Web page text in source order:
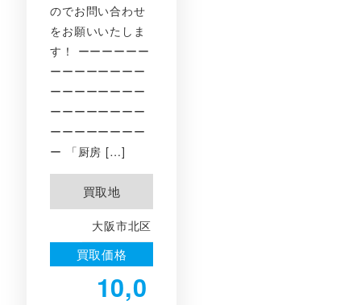
のでお問い合わせ
をお願いいたしま
す！ ーーーーーー
ーーーーーーーー
ーーーーーーーー
ーーーーーーーー
ーーーーーーーー
ー 「厨房 […]
買取地
大阪市北区
買取価格
10,0